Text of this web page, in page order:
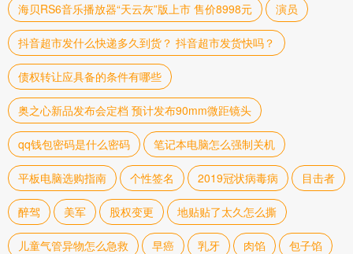
海贝RS6音乐播放器“天云灰”版上市 售价8998元 演员
抖音超市发什么快递多久到货？ 抖音超市发货快吗？
债权转让应具备的条件有哪些
奥之心新品发布会定档 预计发布90mm微距镜头
qq钱包密码是什么密码 笔记本电脑怎么强制关机
平板电脑选购指南 个性签名 2019冠状病毒病 目击者
醉驾 美军 股权变更 地贴贴了太久怎么撕
儿童气管异物怎么急救 早癌 乳牙 肉馅 包子馅